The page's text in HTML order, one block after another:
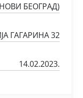
БЕОГРАД)
ГАГАРИНА 32
14.02.2023.